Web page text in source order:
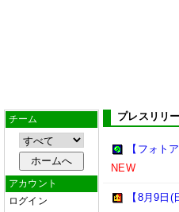
チーム
アカウント
ログイン
プレスリリ
【フォト
NEW
【8月9日